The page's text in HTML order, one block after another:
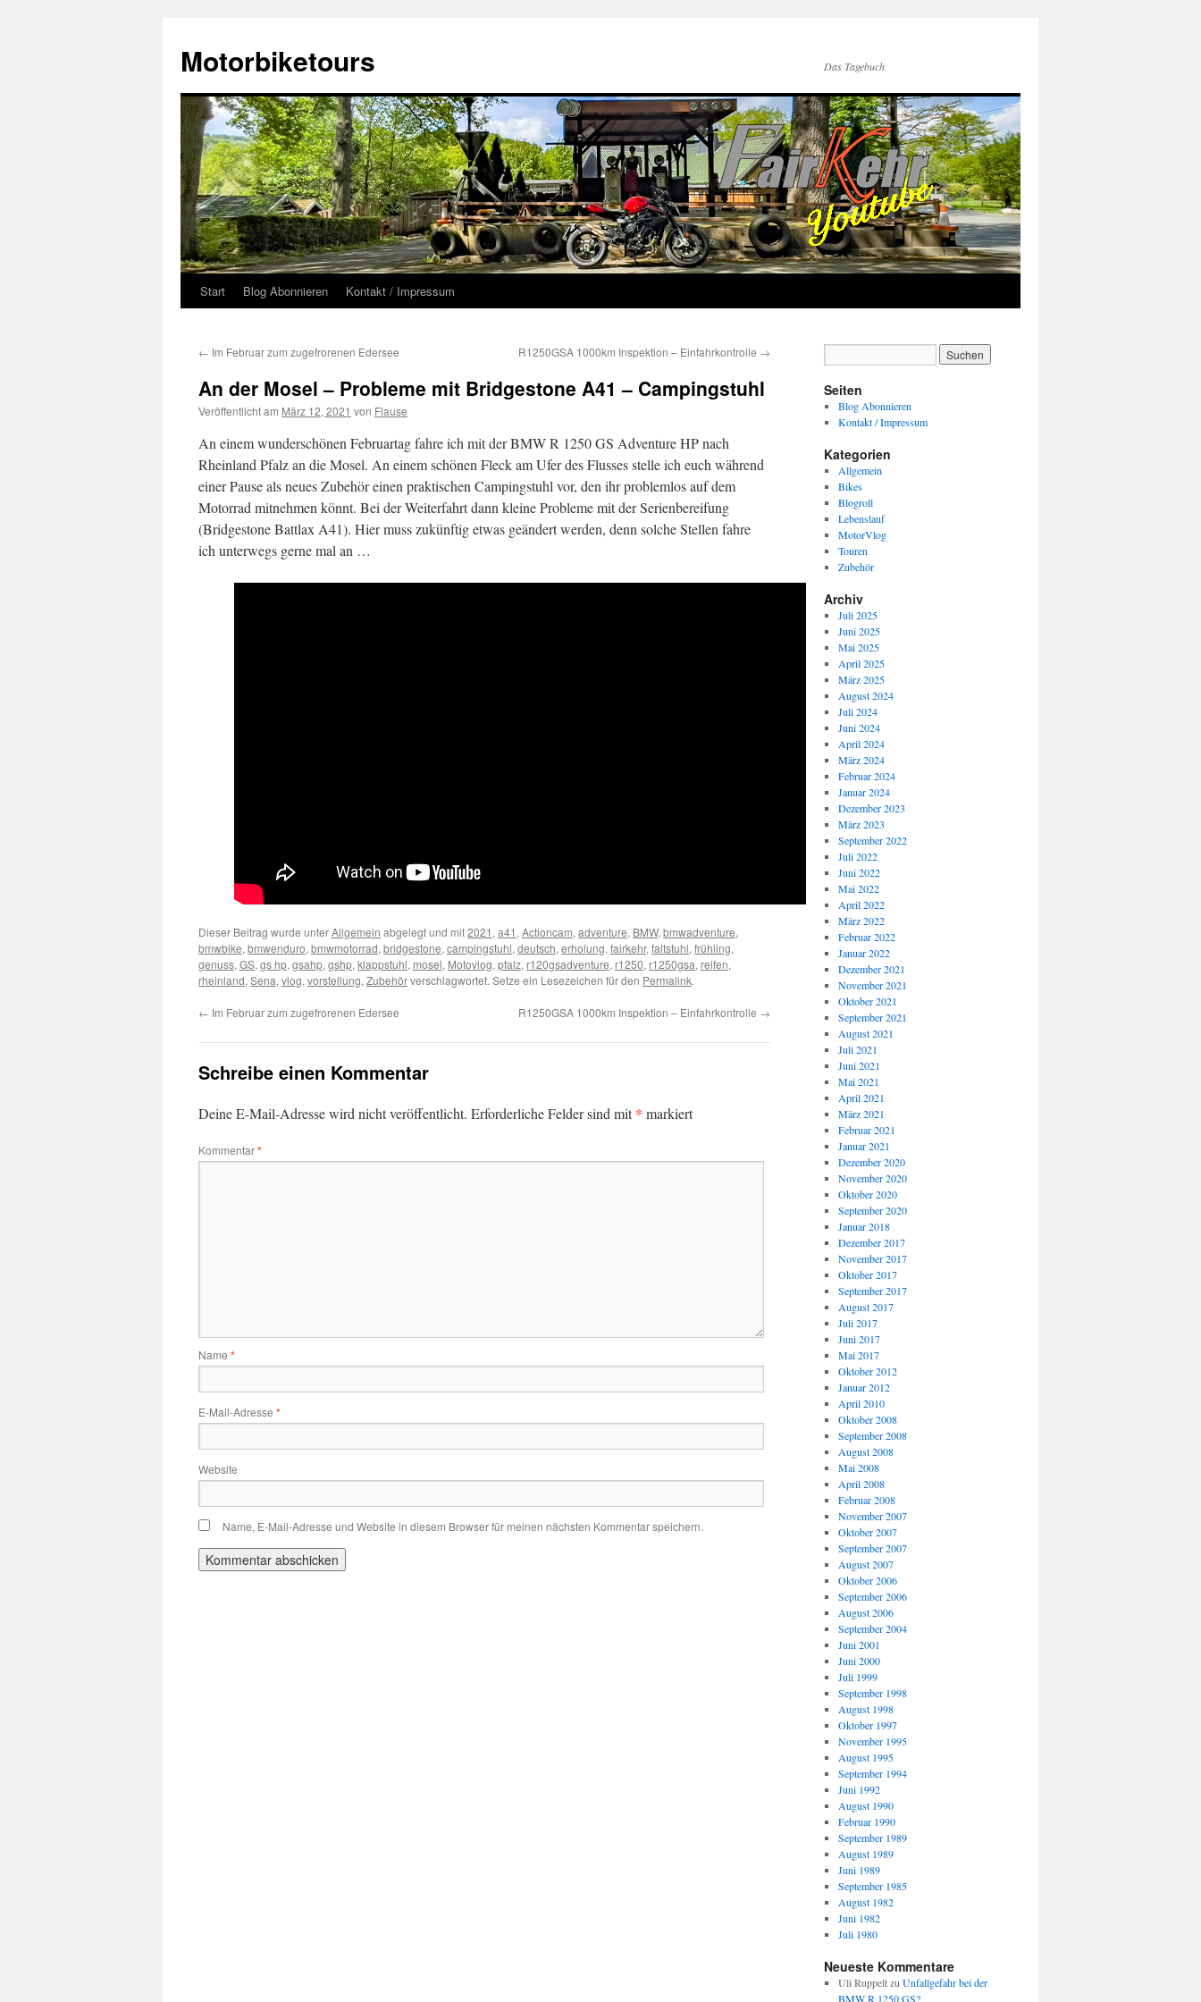
springen
Motorbiketours Das Tagebuch
Start Blog Abonnieren Kontakt / Impressum
← Im Februar zum zugefrorenen Edersee R1250GSA 1000km Inspektion – Einfahrkontrolle →
An der Mosel – Probleme mit Bridgestone A41 – Campingstuhl
Veröffentlicht am März 12, 2021 von Flause
An einem wunderschönen Februartag fahre ich mit der BMW R 1250 GS Adventure HP nach
Rheinland Pfalz an die Mosel. An einem schönen Fleck am Ufer des Flusses stelle ich euch während
einer Pause als neues Zubehör einen praktischen Campingstuhl vor, den ihr problemlos auf dem
Motorrad mitnehmen könnt. Bei der Weiterfahrt dann kleine Probleme mit der Serienbereifung
(Bridgestone Battlax A41). Hier muss zukünftig etwas geändert werden, denn solche Stellen fahre
ich unterwegs gerne mal an …
Dieser Beitrag wurde unterAllgemein abgelegt und mit2021 , a41 , Actioncam, adventure, BMW, bmwadventure,
bmwbike, bmwenduro, bmwmotorrad, bridgestone, campingstuhl, deutsch, erholung, fairkehr, faltstuhl, frühling,
genuss, GS, gs hp, gsahp, gshp, klappstuhl, mosel, Motovlog, pfalz, r120gsadventure, r1250, r1250gsa, reifen,
rheinland, Sena, vlog, vorstellung, Zubehörverschlagwortet. Setze ein Lesezeichen für den Permalink.
← Im Februar zum zugefrorenen Edersee R1250GSA 1000km Inspektion – Einfahrkontrolle →
Schreibe einen Kommentar
Deine E-Mail-Adresse wird nicht veröffentlicht. Erforderliche Felder sind mit* markiert
Kommentar*
Name *
E-Mail-Adresse *
Website
Name, E-Mail-Adresse und Website in diesem Browser für meinen nächsten Kommentar speichern.
Seiten
Blog Abonnieren
Kontakt / Impressum
Kategorien
Allgemein
Bikes
Blogroll
Lebenslauf
MotorVlog
Touren
Zubehör
Archiv
Juli 2025
Juni 2025
Mai 2025
April 2025
März 2025
August 2024
Juli 2024
Juni 2024
April 2024
März 2024
Februar 2024
Januar 2024
Dezember 2023
März 2023
September 2022
Juli 2022
Juni 2022
Mai 2022
April 2022
März 2022
Februar 2022
Januar 2022
Dezember 2021
November 2021
Oktober 2021
September 2021
August 2021
Juli 2021
Juni 2021
Mai 2021
April 2021
März 2021
Februar 2021
Januar 2021
Dezember 2020
November 2020
Oktober 2020
September 2020
Januar 2018
Dezember 2017
November 2017
Oktober 2017
September 2017
August 2017
Juli 2017
Juni 2017
Mai 2017
Oktober 2012
Januar 2012
April 2010
Oktober 2008
September 2008
August 2008
Mai 2008
April 2008
Februar 2008
November 2007
Oktober 2007
September 2007
August 2007
Oktober 2006
September 2006
August 2006
September 2004
Juni 2001
Juni 2000
Juli 1999
September 1998
August 1998
Oktober 1997
November 1995
August 1995
September 1994
Juni 1992
August 1990
Februar 1990
September 1989
August 1989
Juni 1989
September 1985
August 1982
Juni 1982
Juli 1980
Neueste Kommentare
Uli Ruppeltzu Unfallgefahr bei der
BMW R 1250 GS?